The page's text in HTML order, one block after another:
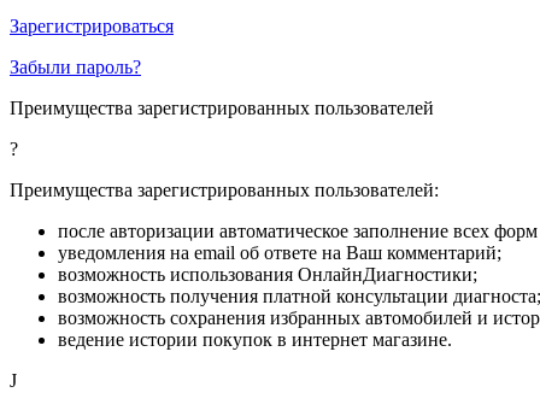
Зарегистрироваться
Забыли пароль?
Преимущества зарегистрированных пользователей
?
Преимущества зарегистрированных пользователей:
после авторизации автоматическое заполнение всех форм
уведомления на email об ответе на Ваш комментарий;
возможность использования ОнлайнДиагностики;
возможность получения платной консультации диагноста;
возможность сохранения избранных автомобилей и
ведение истории покупок в интернет магазине.
J